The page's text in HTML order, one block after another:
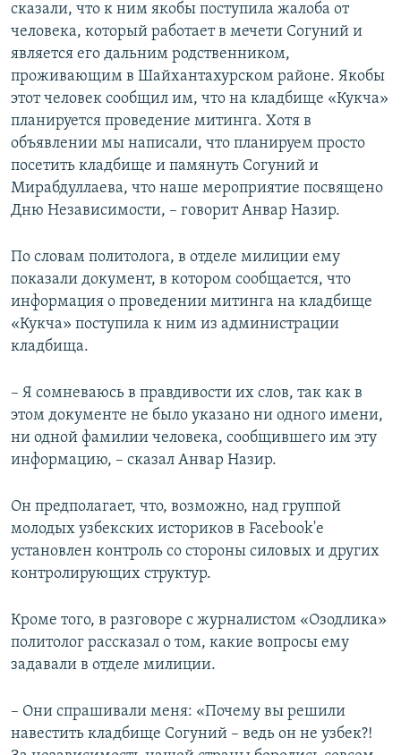
сказали, что к ним якобы поступила жалоба от
человека, который работает в мечети Согуний и
является его дальним родственником,
проживающим в Шайхантахурском районе. Якобы
этот человек сообщил им, что на кладбище «Кукча»
планируется проведение митинга. Хотя в
объявлении мы написали, что планируем просто
посетить кладбище и памянуть Согуний и
Мирабдуллаева, что наше мероприятие посвящено
Дню Независимости, – говорит Анвар Назир.
По словам политолога, в отделе милиции ему
показали документ, в котором сообщается, что
информация о проведении митинга на кладбище
«Кукча» поступила к ним из администрации
кладбища.
– Я сомневаюсь в правдивости их слов, так как в
этом документе не было указано ни одного имени,
ни одной фамилии человека, сообщившего им эту
информацию, – сказал Анвар Назир.
Он предполагает, что, возможно, над группой
молодых узбекских историков в Facebook'е
установлен контроль со стороны силовых и других
контролирующих структур.
Кроме того, в разговоре с журналистом «Озодлика»
политолог рассказал о том, какие вопросы ему
задавали в отделе милиции.
– Они спрашивали меня: «Почему вы решили
навестить кладбище Согуний – ведь он не узбек?!